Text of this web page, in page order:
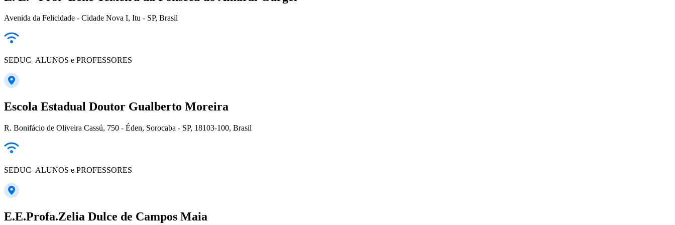
Avenida da Felicidade - Cidade Nova I, Itu - SP, Brasil
SEDUC–ALUNOS e PROFESSORES
Escola Estadual Doutor Gualberto Moreira
R. Bonifácio de Oliveira Cassú, 750 - Éden, Sorocaba - SP, 18103-100, Brasil
SEDUC–ALUNOS e PROFESSORES
E.E.Profa.Zelia Dulce de Campos Maia